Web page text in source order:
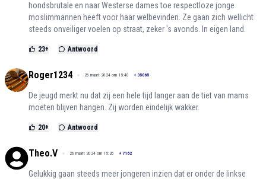
hondsbrutale en naar Westerse dames toe respectloze jonge
moslimmannen heeft voor haar welbevinden. Ze gaan zich wellicht
steeds onveiliger voelen op straat, zeker 's avonds. In eigen land.
23+ Antwoord
Roger1234 26 maart 2024 om 15:40 + 35065
De jeugd merkt nu dat zij een hele tijd langer aan de tiet van mams
moeten blijven hangen. Zij worden eindelijk wakker.
20+ Antwoord
Theo.V 26 maart 2024 om 15:26 + 7162
Gelukkig gaan steeds meer jongeren inzien dat er onder de linkse